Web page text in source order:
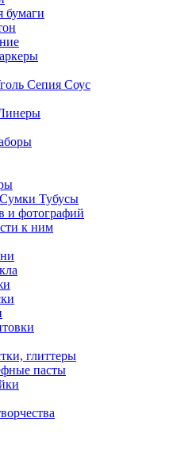
бумаги
Сепия Соус
Тубусы
и фотографий
к ним
глиттеры
пасты